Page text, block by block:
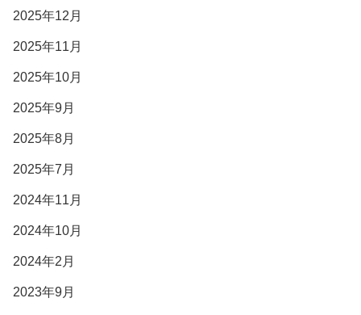
2025年12月
2025年11月
2025年10月
2025年9月
2025年8月
2025年7月
2024年11月
2024年10月
2024年2月
2023年9月